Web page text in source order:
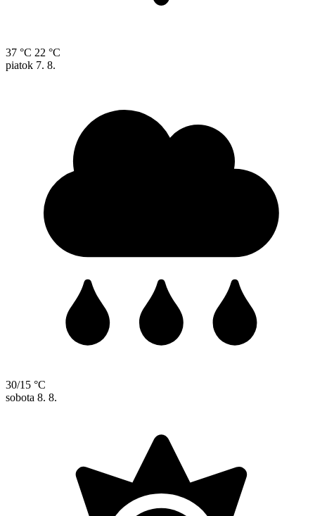
37 °C 22 °C
piatok 7. 8.
30/15 °C
sobota 8. 8.